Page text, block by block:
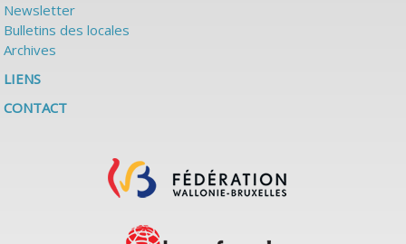
Newsletter
Bulletins des locales
Archives
LIENS
CONTACT